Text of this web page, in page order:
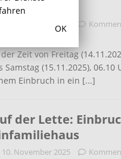
16. November 2025
Zeit von Freitag
Samstag (15.11.2025), 06.10
Einbruch in ein [...]
der Lette:
10. November 2025
OK